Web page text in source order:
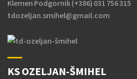
Klemen Podgornik (+386) 031 756 315
tdozeljan.smihel@gmail.com
KS OZELJAN-ŠMIHEL